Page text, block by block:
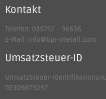
Kontakt
Telefon: 035752 – 96636
E-Mail: info@bpr-metall.com
Umsatzsteuer-ID
Umsatzsteuer-
DE309879297